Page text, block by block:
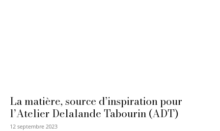
La matière, source d’inspiration pour
l’Atelier Delalande Tabourin (ADT)
12 septembre 2023